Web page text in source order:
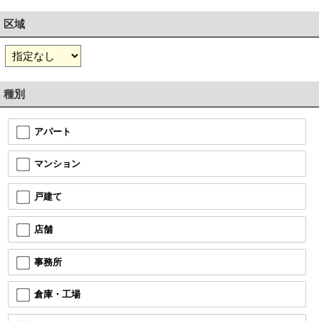
区域
種別
アパート
マンション
戸建て
店舗
事務所
倉庫・工場